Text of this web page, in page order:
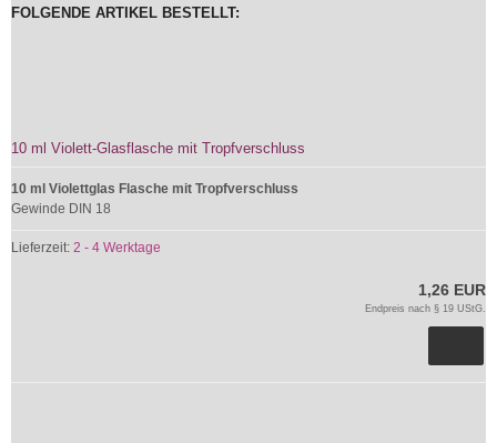
FOLGENDE ARTIKEL BESTELLT:
10 ml Violett-Glasflasche mit Tropfverschluss
10 ml Violettglas Flasche mit Tropfverschluss
Gewinde DIN 18
Lieferzeit: 2 - 4 Werktage
1,26 EUR
Endpreis nach § 19 UStG.